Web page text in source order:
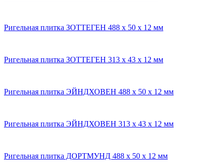
Ригельная плитка ЗОТТЕГЕН 488 x 50 x 12 мм
Ригельная плитка ЗОТТЕГЕН 313 x 43 x 12 мм
Ригельная плитка ЭЙНДХОВЕН 488 x 50 x 12 мм
Ригельная плитка ЭЙНДХОВЕН 313 x 43 x 12 мм
Ригельная плитка ДОРТМУНД 488 x 50 x 12 мм